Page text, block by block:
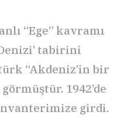
“Ege” kavramı
tabirini
“Akdeniz’in bir
1942’de
girdi.